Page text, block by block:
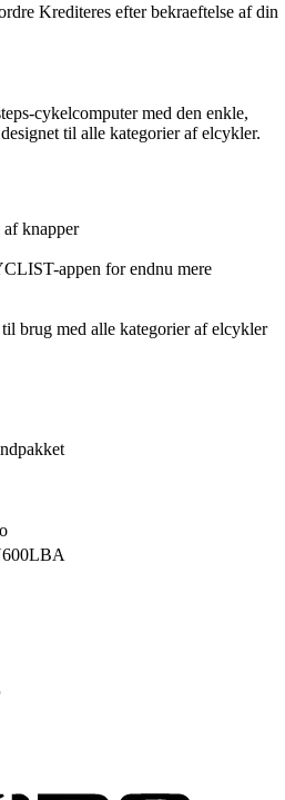
Krediteres efter bekraeftelse af din
cykelcomputer med den enkle,
til alle kategorier af elcykler.
knapper
appen for endnu mere
brug med alle kategorier af elcykler